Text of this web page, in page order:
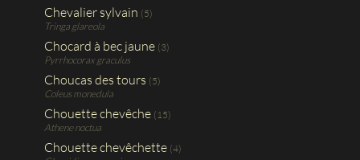
Chevalier sylvain (5)
Tringa glareola
Chocard à bec jaune (3)
Pyrrhocorax graculus
Choucas des tours (5)
Coleus monedula
Chouette chevêche (15)
Athene noctua
Chouette chevêchette (4)